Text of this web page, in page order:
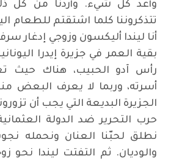
وأعد كل شيء. وأردنا من كل
تتذكروننا كلما اشتقتم للطعام
أنا ليندا أليكسون وزوجي إدغار
بقية العمر في جزيرة إيدرا
رأس آدو الحبيب، هناك حيث
أسرته، وربما لا يعرف البعض
الجزيرة البديعة التي يجب أن
حرب التحرير ضد الدولة
نطلق لحبّنا العنان ونحمله
والوديان. ثم التفتت ليندا نحو